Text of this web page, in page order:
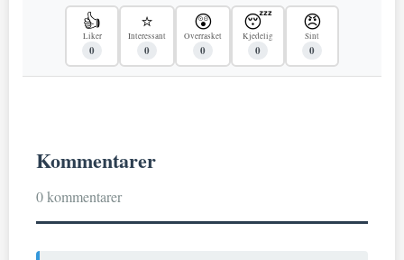
👍
Liker
0
⭐
Interessant
0
😲
Overrasket
0
😴
Kjedelig
0
😠
Sint
0
Kommentarer
0 kommentarer